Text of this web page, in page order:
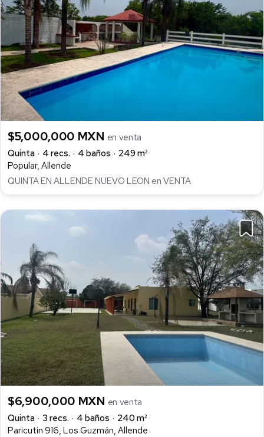
$5,000,000 MXN en venta
Quinta
4 recs. 4 baños
249 m²
Popular, Allende
QUINTA EN ALLENDE NUEVO LEON en VENTA
$6,900,000 MXN en venta
Quinta
3 recs. 4 baños
240 m²
Paricutin 916, Los Guzmán, Allende